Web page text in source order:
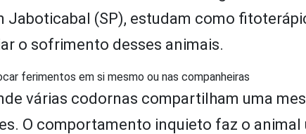
Jaboticabal (SP), estudam como
o sofrimento desses animais.
ferimentos em si mesmo ou nas companheiras
várias codornas compartilham uma
O comportamento inquieto faz o animal